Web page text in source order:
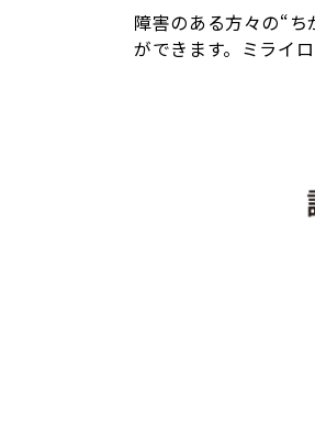
障害のある方々の“
ができます。ミライ